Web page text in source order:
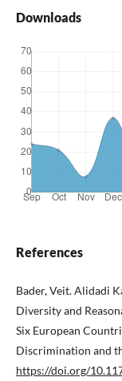
Downloads
References
Bader, Veit. Alidadi
Diversity and
Six European
Discrimination and
https://doi.org/